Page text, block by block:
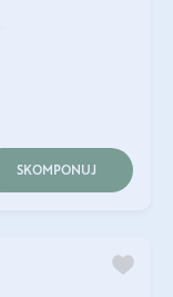
SKOMPONUJ